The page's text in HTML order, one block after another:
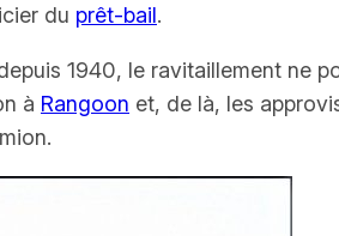
du prêt-bail.
1940, le ravitaillement ne
à Rangoon et, de là, les